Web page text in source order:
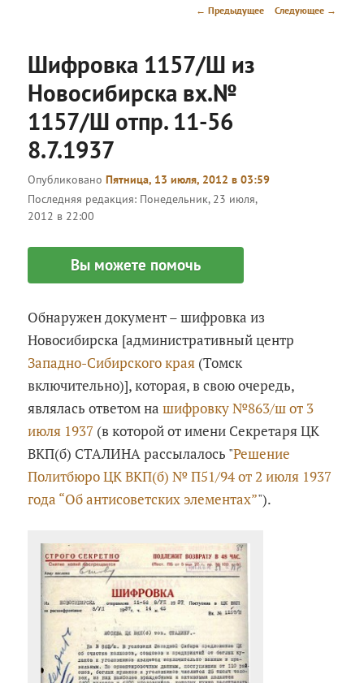
Навигация
← Предыдущее Следующее →
Шифровка 1157/Ш из
Новосибирска вх.№
1157/Ш отпр. 11-56
8.7.1937
ОпубликованоПятница, 13 июля, 2012 в 03:59
Последняя редакция: Понедельник, 23 июля,
2012 в 22:00
Вы можете помочь
Обнаружен документ – шифровка из
Новосибирска [административный центр
Западно-Сибирского края (Томск
включительно)], которая, в свою очередь,
являлась ответом нашифровку №863/ш от 3
июля 1937 (в которой от имени Секретаря ЦК
ВКП(б) СТАЛИНА рассылалось "Решение
Политбюро ЦК ВКП(б) № П51/94 от 2 июля 1937
года “Об антисоветских элементах”").